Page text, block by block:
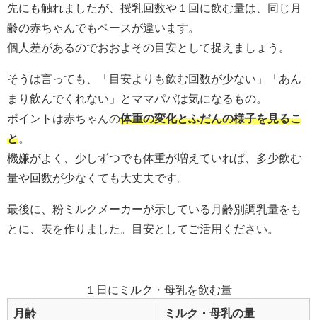
先にも触れましたが、授乳回数や１回に飲む量は、同じ月
齢の赤ちゃんでもペースが違います。
個人差があるのでおおよその目安として捉えましょう。
そうは言っても、「目安よりも飲む回数が少ない」「あん
まり飲んでくれない」とママパパは気になるもの。
ポイントは赤ちゃんの体重の変化とふだんの様子を見るこ
と。
機嫌がよく、少しずつでも体重が増えていれば、多少飲む
量や回数が少なくても大丈夫です。
最後に、粉ミルクメーカーが示している月齢別調乳量をも
とに、表を作りました。目安としてご活用ください。
１日にミルク・母乳を飲む量
月齢 ミルク・母乳の量